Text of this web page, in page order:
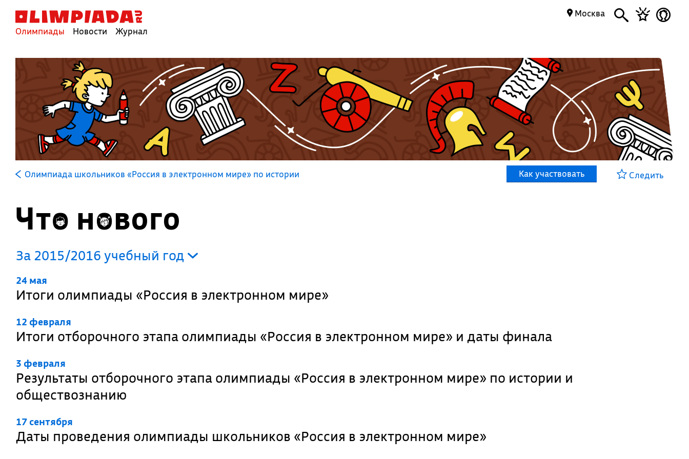
Олимпиады Новости Журнал
Москва
Олимпиада школьников «Россия в электронном мире» по истории Как участвовать Следить
Что нового
За 2015/2016 учебный год
24 мая
Итоги олимпиады «Россия в электронном мире»
12 февраля
Итоги отборочного этапа олимпиады «Россия в электронном мире» и даты финала
3 февраля
Результаты отборочного этапа олимпиады «Россия в электронном мире» по истории и
обществознанию
17 сентября
Даты проведения олимпиады школьников «Россия в электронном мире»